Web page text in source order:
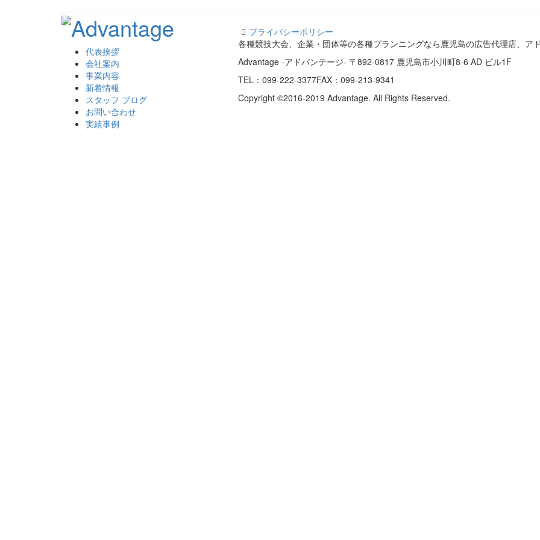
代表挨拶
会社案内
事業内容
新着情報
スタッフ ブログ
お問い合わせ
実績事例
プライバシーポリシー
各種競技大会、企業・団体等の各種プランニングなら鹿児島の広告代理店、ア
Advantage -アドバンテージ- 〒892-0817 鹿児島市小川町8-6 AD ビル1F
TEL：099-222-3377FAX：099-213-9341
Copyright ©2016-2019 Advantage. All Rights Reserved.